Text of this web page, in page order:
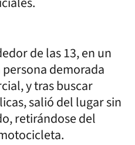
de las 13, en un
demorada
y tras buscar
salió del lugar sin
retirándose del